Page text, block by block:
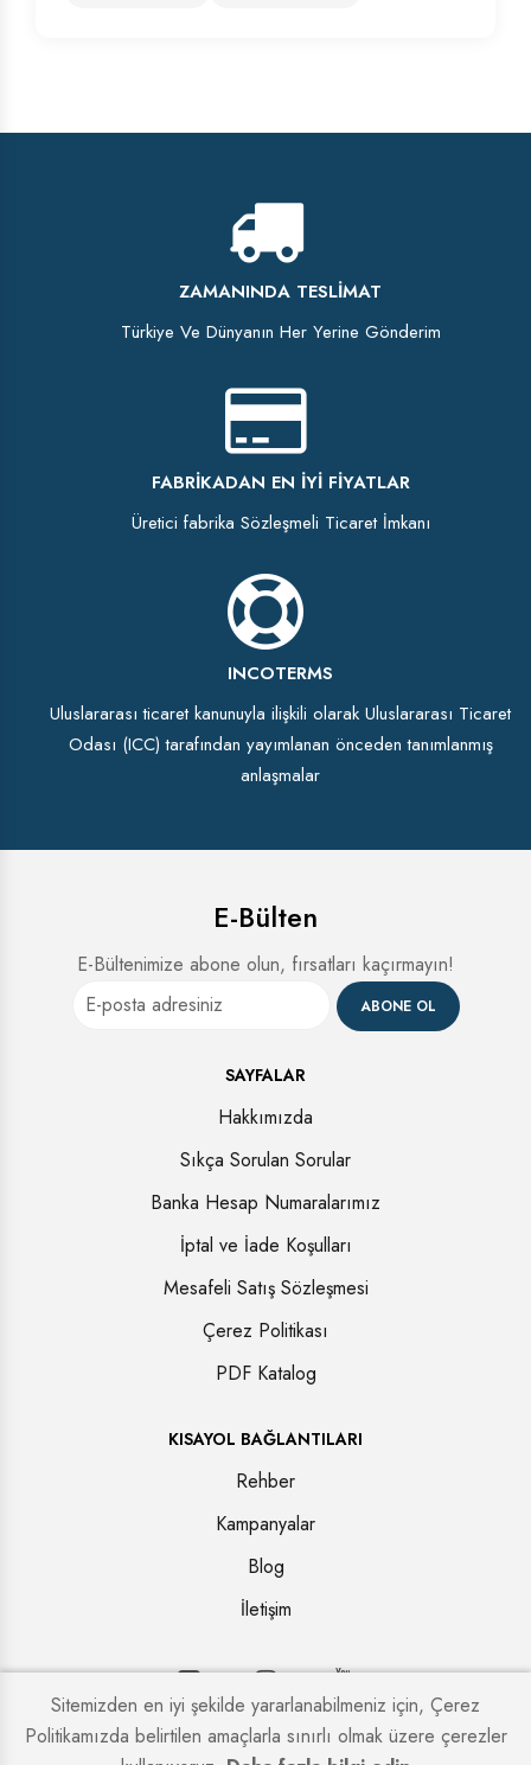
ZAMANINDA TESLIMAT
Türkiye Ve Dünyanın Her Yerine Gönderim
FABRIKADAN EN İYI FIYATLAR
Üretici fabrika Sözleşmeli Ticaret İmkanı
INCOTERMS
Uluslararası ticaret kanunuyla ilişkili olarak Uluslararası Ticaret
Odası (ICC) tarafından yayımlanan önceden tanımlanmış
anlaşmalar
E-Bülten
E-Bültenimize abone olun, fırsatları kaçırmayın!
ABONE OL
SAYFALAR
Hakkımızda
Sıkça Sorulan Sorular
Banka Hesap Numaralarımız
İptal ve İade Koşulları
Mesafeli Satış Sözleşmesi
Çerez Politikası
PDF Katalog
KISAYOL BAĞLANTILARI
Rehber
Kampanyalar
Blog
İletişim
Copyright © 2026. Tüm hakları saklıdır.Kapi Firmaları
Sitemizden en iyi şekilde yararlanabilmeniz için, Çerez
Politikamızda belirtilen amaçlarla sınırlı olmak üzere çerezler